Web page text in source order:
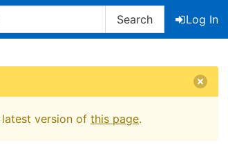
Search
Log In
latest version of this page.